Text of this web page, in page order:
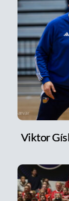
Viktor